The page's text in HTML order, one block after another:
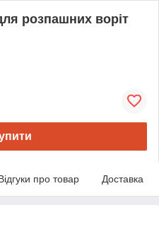
розпашних воріт
про товар Доставка